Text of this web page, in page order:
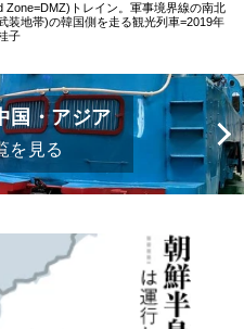
Zone=DMZ)トレイン。軍事境界線の南北
装地帯)の韓国側を走る観光列車=2019年
子
国・アジア
を見る